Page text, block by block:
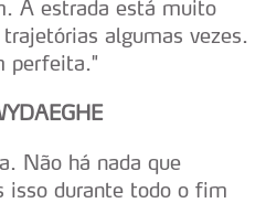
A estrada está muito
algumas vezes.
perfeita."
Não há nada que
isso durante todo o fim